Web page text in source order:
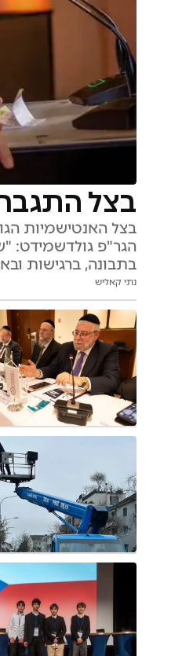
בצל
בצל האנטישמיות
הגר"פ גולדשמידט:
בתבונה, ברגישות
נתי קאליש